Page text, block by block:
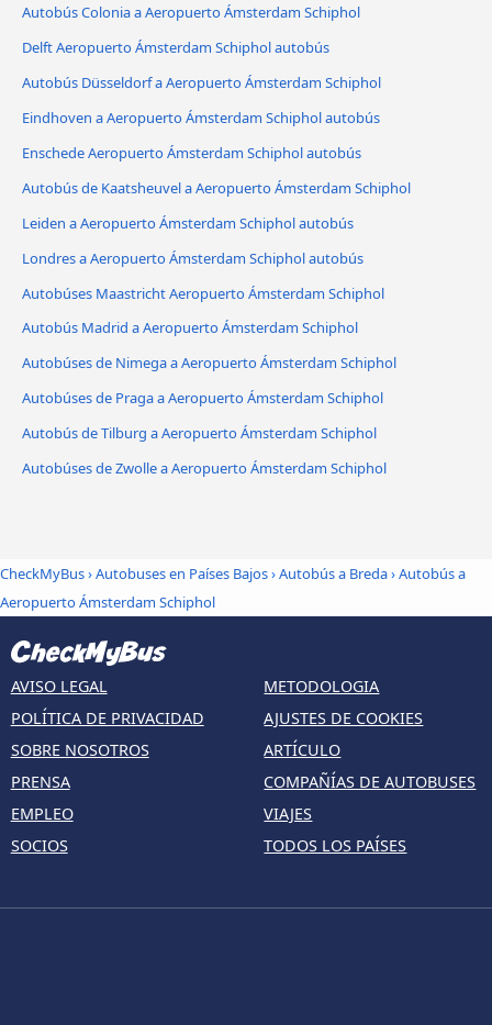
Autobús Colonia a Aeropuerto Ámsterdam Schiphol
Delft Aeropuerto Ámsterdam Schiphol autobús
Autobús Düsseldorf a Aeropuerto Ámsterdam Schiphol
Eindhoven a Aeropuerto Ámsterdam Schiphol autobús
Enschede Aeropuerto Ámsterdam Schiphol autobús
Autobús de Kaatsheuvel a Aeropuerto Ámsterdam Schiphol
Leiden a Aeropuerto Ámsterdam Schiphol autobús
Londres a Aeropuerto Ámsterdam Schiphol autobús
Autobúses Maastricht Aeropuerto Ámsterdam Schiphol
Autobús Madrid a Aeropuerto Ámsterdam Schiphol
Autobúses de Nimega a Aeropuerto Ámsterdam Schiphol
Autobúses de Praga a Aeropuerto Ámsterdam Schiphol
Autobús de Tilburg a Aeropuerto Ámsterdam Schiphol
Autobúses de Zwolle a Aeropuerto Ámsterdam Schiphol
CheckMyBus›Autobuses en Países Bajos›Autobús a Breda›Autobús a
Aeropuerto Ámsterdam Schiphol
AVISO LEGAL
POLÍTICA DE PRIVACIDAD
SOBRE NOSOTROS
PRENSA
EMPLEO
SOCIOS
METODOLOGIA
AJUSTES DE COOKIES
ARTÍCULO
COMPAÑÍAS DE AUTOBUSES
VIAJES
TODOS LOS PAÍSES